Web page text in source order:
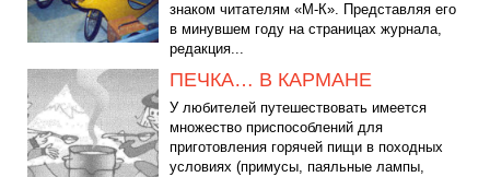
знаком читателям «М-К». Представляя его
в минувшем году на страницах журнала,
редакция...
ПЕЧКА… В КАРМАНЕ
У любителей путешествовать имеется
множество приспособлений для
приготовления горячей пищи в походных
условиях (примусы, паяльные лампы,